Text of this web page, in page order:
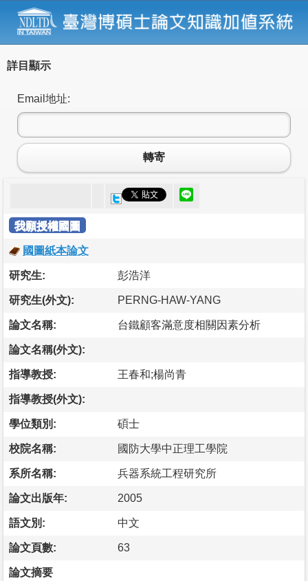
詳目顯示
Email地址:
轉寄
我願授權國圖
國圖紙本論文
研究生: 彭浩洋
研究生(外文): PERNG-HAW-YANG
論文名稱: 台鐵顧客滿意度相關因素分析
論文名稱(外文):
指導教授: 王春和;楊尚青
指導教授(外文):
學位類別: 碩士
校院名稱: 國防大學中正理工學院
系所名稱: 兵器系統工程研究所
論文出版年: 2005
語文別: 中文
論文頁數: 63
論文摘要